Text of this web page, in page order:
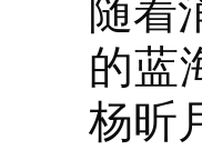
随着
的蓝
杨昕